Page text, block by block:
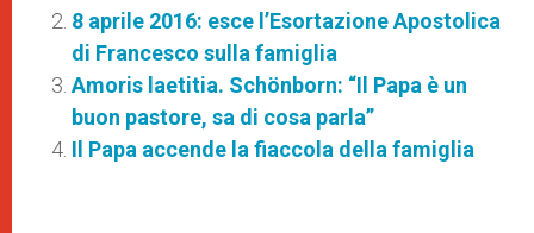
8 aprile 2016: esce l’Esortazione Apostolica
di Francesco sulla famiglia
Amoris laetitia. Schönborn: “Il Papa è un
buon pastore, sa di cosa parla”
Il Papa accende la fiaccola della famiglia